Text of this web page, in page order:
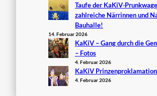
Taufe der
zahlreiche Närrinnen und
Bauhalle!
14. Februar 2026
KaKiV – Gang durch die
– Fotos
4. Februar 2026
KaKiV
4. Februar 2026